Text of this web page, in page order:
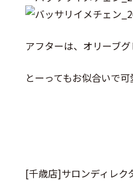
アフターは、オリーブ
とーってもお似合いで可
[千歳店]サロンディレク